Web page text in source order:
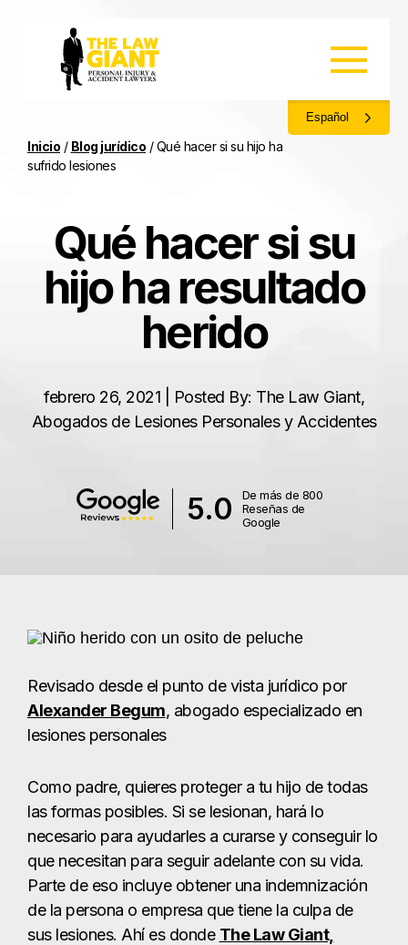
Español
Inicio / Blog jurídico /Qué hacer si su hijo ha
sufrido lesiones
5.0
De más de 800
Reseñas de
Google
Qué hacer si su
hijo ha resultado
herido
febrero 26, 2021 | Posted By: The Law Giant,
Abogados de Lesiones Personales y Accidentes
Revisado desde el punto de vista jurídico por
Alexander Begum, abogado especializado en
lesiones personales
Como padre, quieres proteger a tu hijo de todas
las formas posibles. Si se lesionan, hará lo
necesario para ayudarles a curarse y conseguir lo
que necesitan para seguir adelante con su vida.
Parte de eso incluye obtener una indemnización
de la persona o empresa que tiene la culpa de
sus lesiones. Ahí es donde The Law Giant,